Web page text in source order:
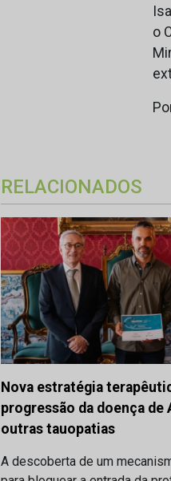
o
RELACIONADOS
Nova estratégia
progressão da doença de
outras tauopatias
A descoberta de um